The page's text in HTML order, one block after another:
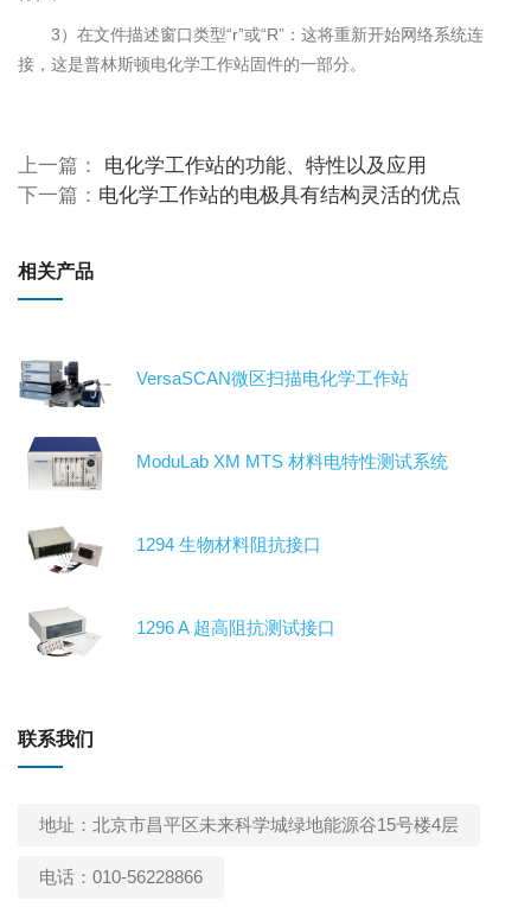
3）在文件描述窗口类型“r”或“R”：这将重新开始网络系统连
接，这是普林斯顿电化学工作站固件的一部分。
上一篇：
电化学工作站的功能、特性以及应用
下一篇： 电化学工作站的电极具有结构灵活的优点
相关产品
VersaSCAN微区扫描电化学工作站
ModuLab XM MTS 材料电特性测试系统
1294 生物材料阻抗接口
1296 A 超高阻抗测试接口
联系我们
地址：北京市昌平区未来科学城绿地能源谷15号楼4层
电话：010-56228866